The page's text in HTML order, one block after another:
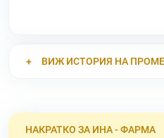
ВИЖ ИСТОРИЯ НА
НАКРАТКО ЗА ИНА - ФАРМА